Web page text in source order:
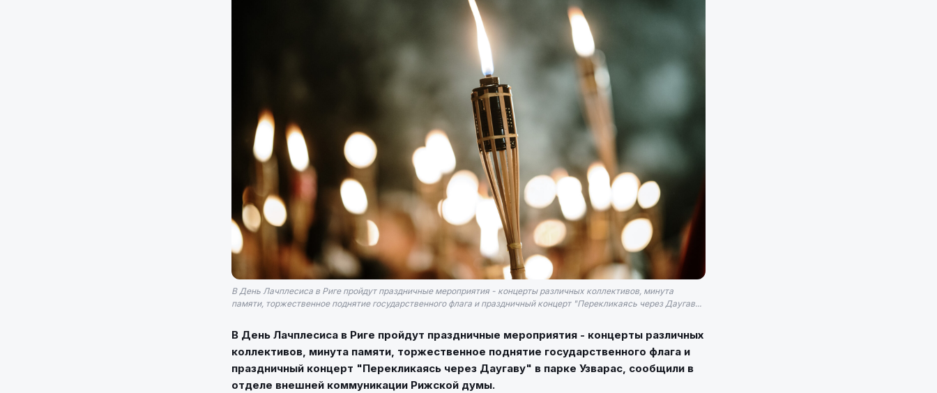
В День Лачплесиса в Риге пройдут праздничные мероприятия - концерты различных коллективов, минута
памяти, торжественное поднятие государственного флага и праздничный концерт "Перекликаясь через Даугав...
В День Лачплесиса в Риге пройдут праздничные мероприятия - концерты различных
коллективов, минута памяти, торжественное поднятие государственного флага и
праздничный концерт "Перекликаясь через Даугаву" в парке Узварас, сообщили в
отделе внешней коммуникации Рижской думы.